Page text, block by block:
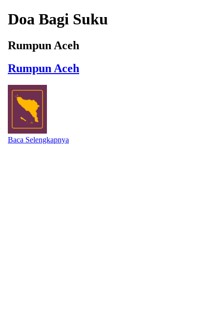
Doa Bagi Suku
Rumpun Aceh
Rumpun Aceh
Baca Selengkapnya